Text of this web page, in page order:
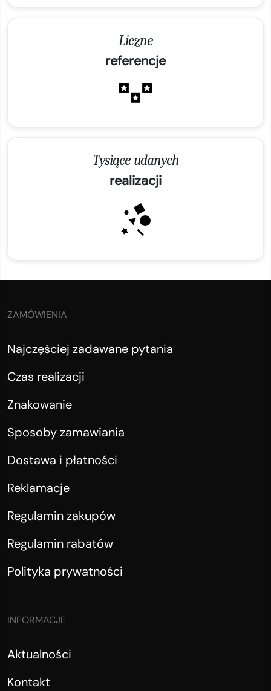
Liczne
referencje
Tysiące udanych
realizacji
ZAMÓWIENIA
Najczęściej zadawane pytania
Czas realizacji
Znakowanie
Sposoby zamawiania
Dostawa i płatności
Reklamacje
Regulamin zakupów
Regulamin rabatów
Polityka prywatności
INFORMACJE
Aktualności
Kontakt